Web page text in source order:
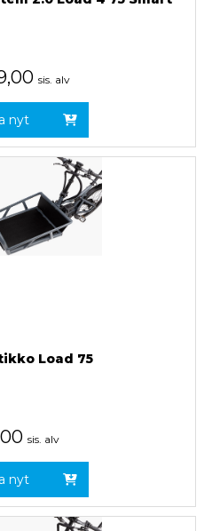
sis. alv
nyt
Load 75
sis. alv
nyt